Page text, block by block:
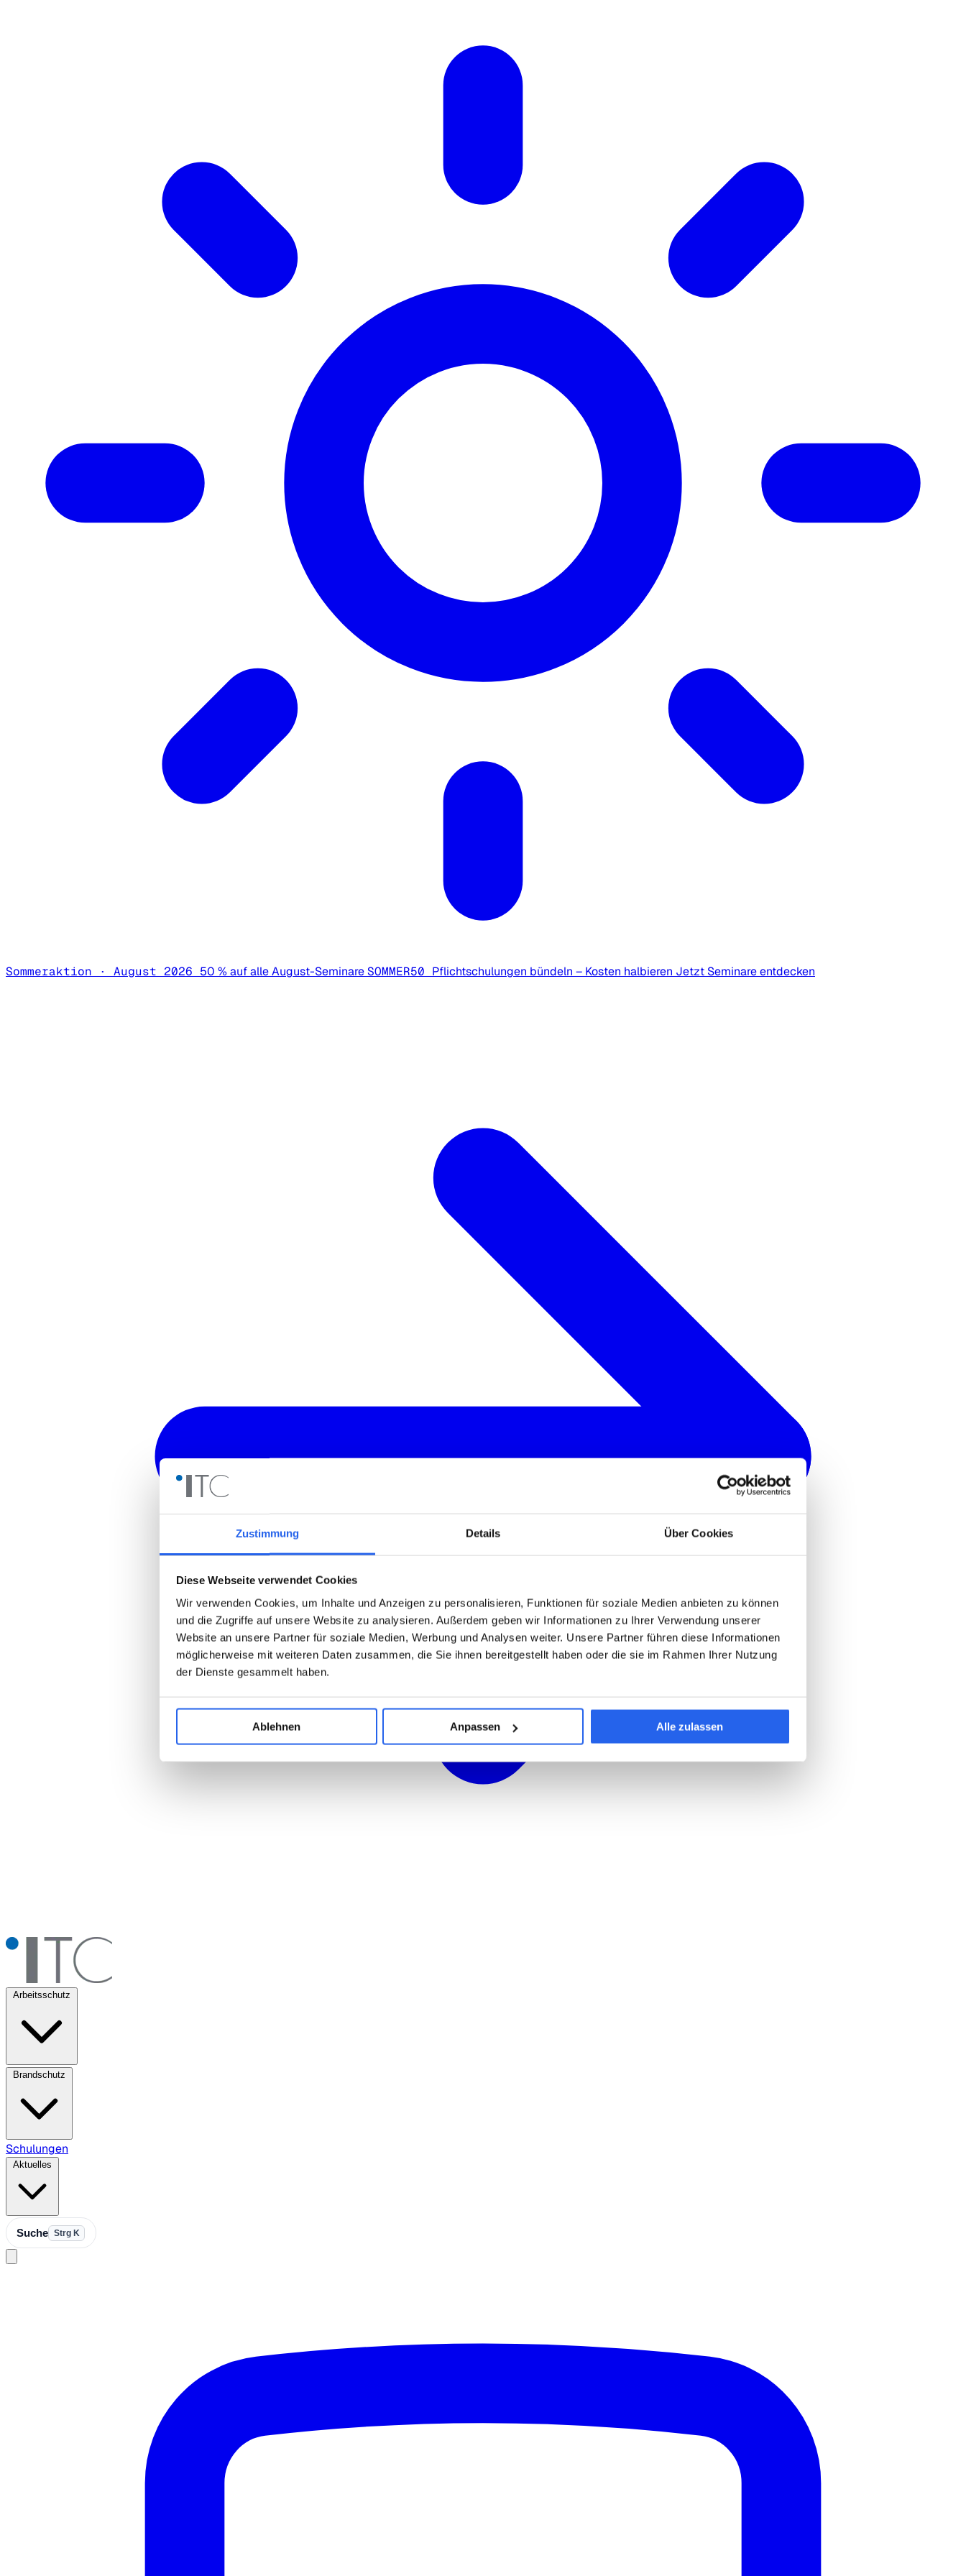
Zustimmung Details Über Cookies
Diese Webseite verwendet Cookies
Wir verwenden Cookies, um Inhalte und Anzeigen zu personalisieren, Funktionen für soziale Medien anbieten zu können
und die Zugriffe auf unsere Website zu analysieren. Außerdem geben wir Informationen zu Ihrer Verwendung unserer
Website an unsere Partner für soziale Medien, Werbung und Analysen weiter. Unsere Partner führen diese Informationen
möglicherweise mit weiteren Daten zusammen, die Sie ihnen bereitgestellt haben oder die sie im Rahmen Ihrer Nutzung
der Dienste gesammelt haben.
Ablehnen Anpassen Alle zulassen
Sommeraktion · August 2026 50 % auf alle August-SeminareSOMMER50 Pflichtschulungen bündeln – Kosten halbieren Jetzt Seminare entdecken
Arbeitsschutz
Brandschutz
Schulungen
Aktuelles
Suche Strg K